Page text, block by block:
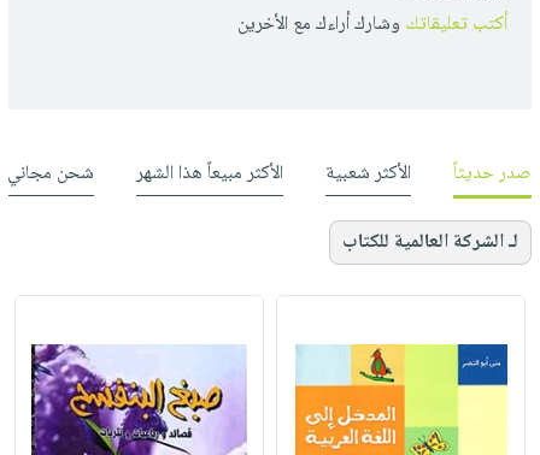
أكتب تعليقاتك وشارك أراءك مع الأخرين
صدر حديثاً الأكثر شعبية الأكثر مبيعاً هذا الشهر شحن مجاني
لـ الشركة العالمية للكتاب